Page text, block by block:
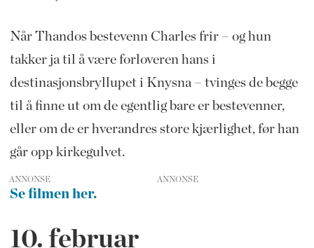
Når Thandos bestevenn Charles frir – og hun
takker ja til å være forloveren hans i
destinasjonsbryllupet i Knysna – tvinges de begge
til å finne ut om de egentlig bare er bestevenner,
eller om de er hverandres store kjærlighet, før han
går opp kirkegulvet.
ANNONSE
Se filmen her.
10. februar